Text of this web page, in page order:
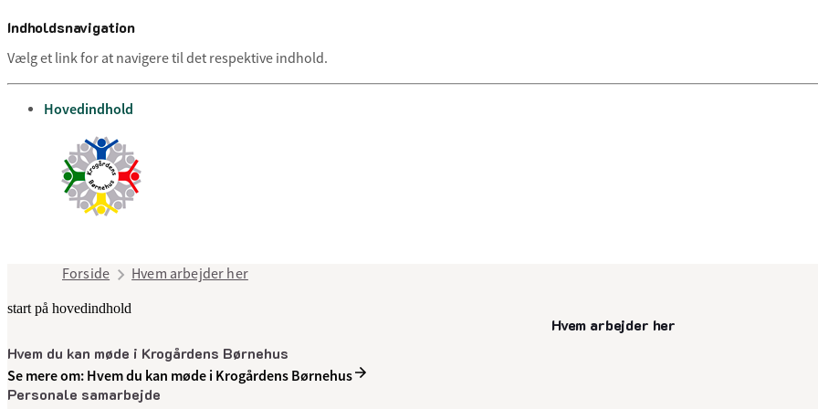
Indholdsnavigation
Vælg et link for at navigere til det respektive indhold.
gå til
Hovedindhold
Forside Hvem arbejder her
start på hovedindhold
Hvem arbejder hersenest opdateret 8. juli 2025
Hvem du kan møde i Krogårdens Børnehus
Se mere om: Hvem du kan møde i Krogårdens Børnehus
Personale samarbejde